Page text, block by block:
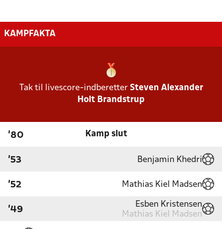
KAMPFAKTA
Tak til livescore-indberetter Steven Alexander
Holt Brandstrup
'80 Kamp slut
'53 Benjamin Khedri
'52 Mathias Kiel Madsen
'49
Esben Kristensen
Mathias Kiel Madsen